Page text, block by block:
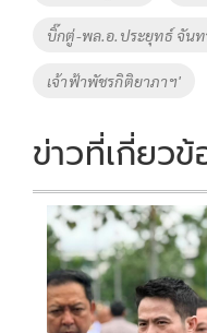
บิ๊กตู่-พล.อ.ประยุทธ์ จันท
เจ้าฟ้าพัชรกิติยาภาฯ'
ข่าวที่เกี่ยว